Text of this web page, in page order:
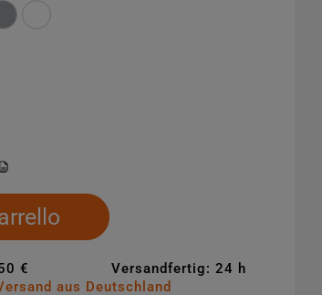
€
Versandfertig: 24 h
aus Deutschland